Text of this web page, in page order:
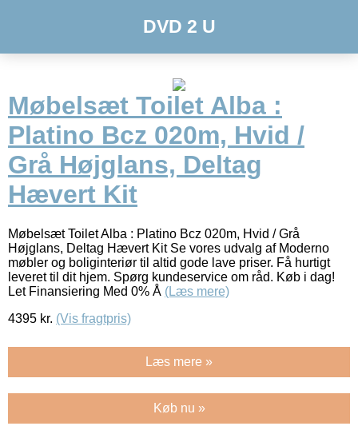
DVD 2 U
Møbelsæt Toilet Alba :
Platino Bcz 020m, Hvid /
Grå Højglans, Deltag
Hævert Kit
Møbelsæt Toilet Alba : Platino Bcz 020m, Hvid / Grå
Højglans, Deltag Hævert Kit Se vores udvalg af Moderno
møbler og boliginteriør til altid gode lave priser. Få hurtigt
leveret til dit hjem. Spørg kundeservice om råd. Køb i dag!
Let Finansiering Med 0% Å (Læs mere)
4395 kr. (Vis fragtpris)
Læs mere »
Køb nu »